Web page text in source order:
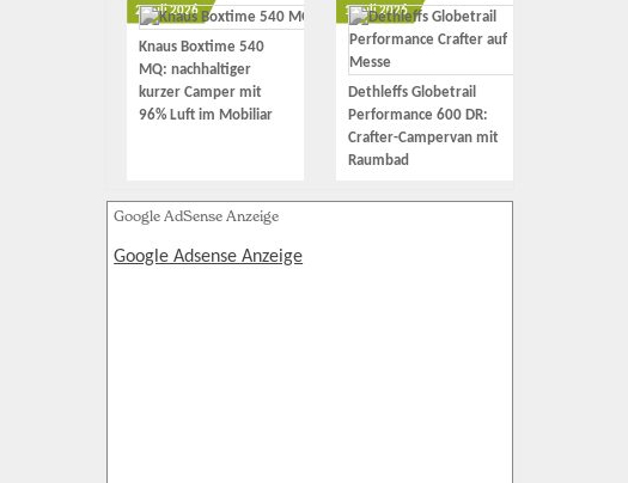
2. Juli 2026
Knaus Boxtime 540
MQ: nachhaltiger
kurzer Camper mit
96% Luft im Mobiliar
1. Juli 2026
Dethleffs Globetrail
Performance 600 DR:
Crafter-Campervan mit
Raumbad
Google AdSense Anzeige
Google Adsense Anzeige